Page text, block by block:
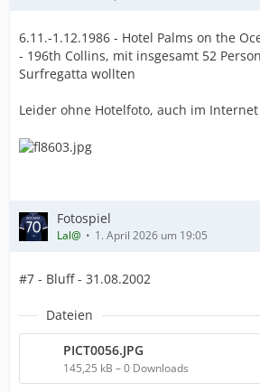
6.11.-1.12.1986 - Hotel Palms on the
- 196th Collins, mit insgesamt 52
Surfregatta wollten
Leider ohne Hotelfoto, auch im
Fotospiel
Lal@ 1. April 2026 um 19:05
#7 - Bluff - 31.08.2002
Dateien
PICT0056.JPG
145,25 kB – 0 Downloads